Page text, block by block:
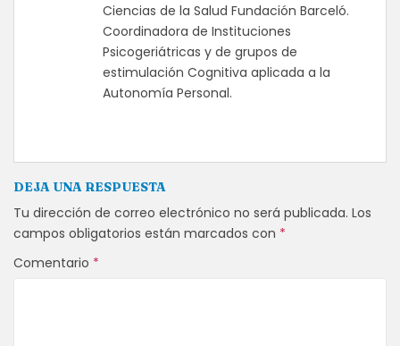
Ciencias de la Salud Fundación Barceló.
Coordinadora de Instituciones
Psicogeriátricas y de grupos de
estimulación Cognitiva aplicada a la
Autonomía Personal.
DEJA UNA RESPUESTA
Tu dirección de correo electrónico no será publicada. Los
campos obligatorios están marcados con *
Comentario *